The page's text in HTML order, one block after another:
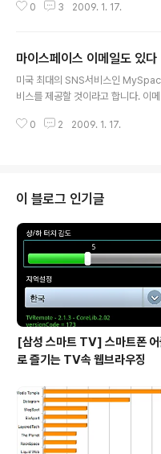
뉴스를 통해 많이 보도되었습니다. 그
름은 첼시 설렌버거 3세(Chesley
니다. 이번일은 그가 조종하던 비행
공항 이륙 직후 새떼가 양쪽 엔진으로
종으로 비상착륙을 성공시켜 155명
0 3 2009. 1. 17.
마이스페이스 이메일도 있다
미국 최대의 SNS서비스인
비스를 제공할 것이라고 합니다. 이
주소는 xxxxx@myspace.com 으
메일 주소를 @yahoo.com에서
로 변경한 적이 있었다고 하네요. 직
변경한걸 보면 곧 이메일 서비스가
하는군요. 마이스페이스가 이메일 서
간에 세계 3위 이메일 서비스 업체가
0 2 2009. 1. 17.
이 블로그 인기글
[삼성 스마트 TV] 스마트폰
로 즐기는 TV속 웹브라우징